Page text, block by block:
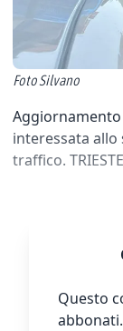
Foto Silvano
Aggiornamento
interessata
traffico.
Questo
abbonati.